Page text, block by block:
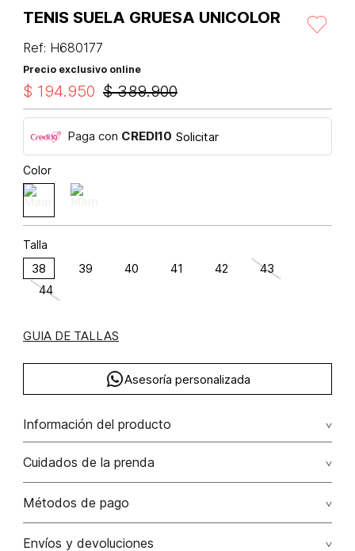
TENIS SUELA GRUESA UNICOLOR
Ref: H680177
Precio exclusivo online
$ 389.900
$ 194.950
Paga con CREDI10 Solicitar
Color
Talla
38 39 40 41 42
43
44
GUIA DE TALLAS
Asesoría personalizada
Información del producto
Tenis suela gruesa unicolor
Cuidados de la prenda
Métodos de pago
Tarjetas de crédito: Visa, Dinners, Master Card y American
Envíos y devoluciones